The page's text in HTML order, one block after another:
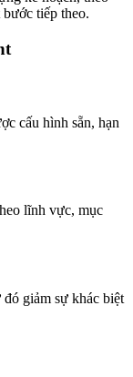
tiếp theo.
cấu hình sẵn, hạn
lĩnh vực, mục
giảm sự khác biệt